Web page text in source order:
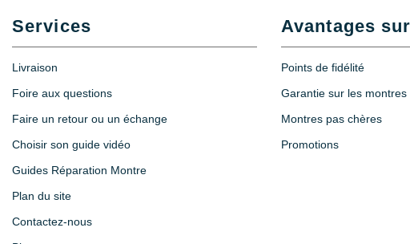
Services
Livraison
Foire aux questions
Faire un retour ou un échange
Choisir son guide vidéo
Guides Réparation Montre
Plan du site
Contactez-nous
Avantages
Points de fidélité
Garantie sur les montres
Montres pas chères
Promotions